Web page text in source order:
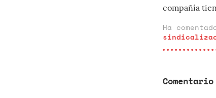
compañía
Ha
Comentario